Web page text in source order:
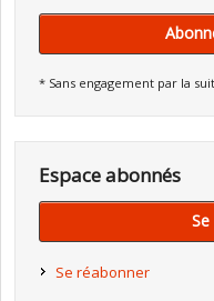
* Sans engagement par la
Espace abonnés
Se réabonner